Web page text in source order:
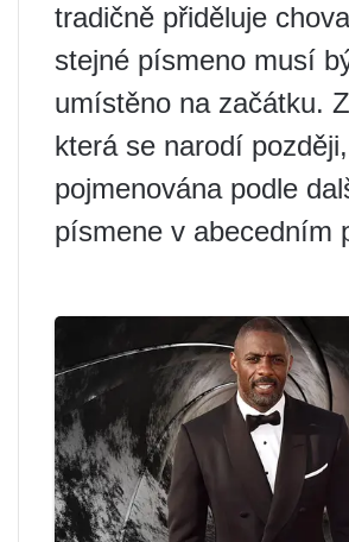
tradičně přiděluje
stejné písmeno musí
umístěno na začátku.
která se narodí
pojmenována podle
písmene v abecedním